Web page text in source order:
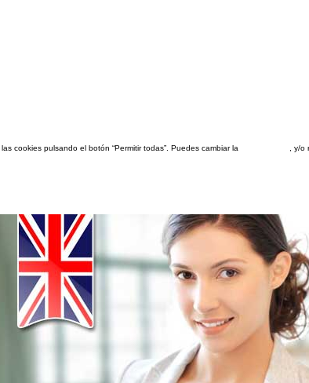
cookies pulsando el botón “Permitir todas”. Puedes cambiar la
, y/